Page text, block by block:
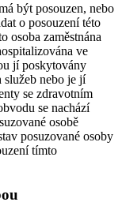
být posouzen, nebo
o posouzení této
osoba zaměstnána
ve
jí poskytovány
nebo je jí
se zdravotním
se nachází
osobě
posuzované osoby
tímto